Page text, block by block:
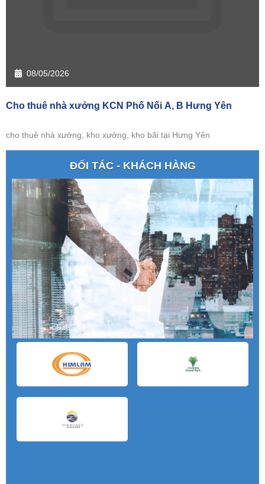
08/05/2026
Cho thuê nhà xưởng KCN Phố Nối A, B Hưng Yên
cho thuê nhà xưởng, kho xưởng, kho bãi tại Hưng Yên
ĐỐI TÁC - KHÁCH HÀNG